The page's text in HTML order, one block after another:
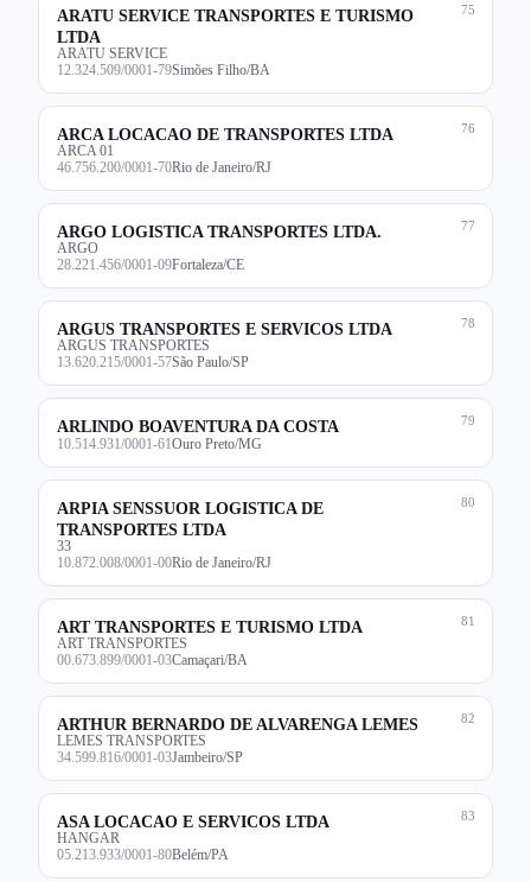
75
ARATU SERVICE TRANSPORTES E TURISMO
LTDA
ARATU SERVICE
12.324.509/0001-79Simões Filho/BA
76
ARCA LOCACAO DE TRANSPORTES LTDA
ARCA 01
46.756.200/0001-70Rio de Janeiro/RJ
77
ARGO LOGISTICA TRANSPORTES LTDA.
ARGO
28.221.456/0001-09Fortaleza/CE
78
ARGUS TRANSPORTES E SERVICOS LTDA
ARGUS TRANSPORTES
13.620.215/0001-57São Paulo/SP
79
ARLINDO BOAVENTURA DA COSTA
10.514.931/0001-61 Ouro Preto/MG
80
ARPIA SENSSUOR LOGISTICA DE
TRANSPORTES LTDA
33
10.872.008/0001-00Rio de Janeiro/RJ
81
ART TRANSPORTES E TURISMO LTDA
ART TRANSPORTES
00.673.899/0001-03Camaçari/BA
82
ARTHUR BERNARDO DE ALVARENGA LEMES
LEMES TRANSPORTES
34.599.816/0001-03Jambeiro/SP
83
ASA LOCACAO E SERVICOS LTDA
HANGAR
05.213.933/0001-80Belém/PA